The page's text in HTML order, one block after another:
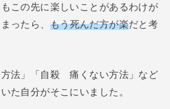
この先に楽しいことがあるわけが
ったら、 もう死んだ方が楽だと考
法」「自殺 痛くない方法」など
た自分がそこにいました。